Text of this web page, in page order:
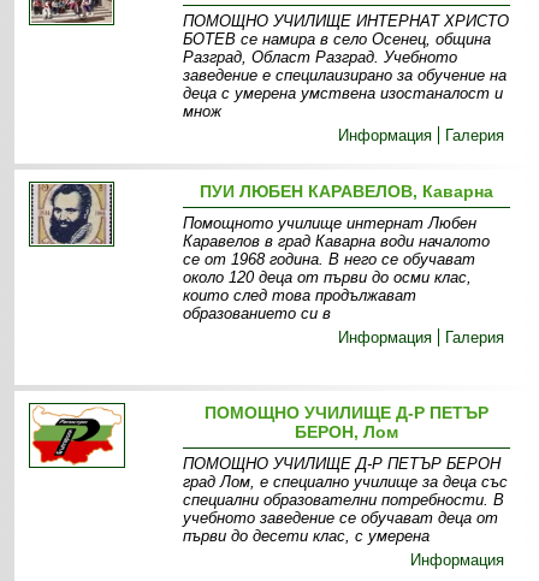
ПОМОЩНО УЧИЛИЩЕ ИНТЕРНАТ ХРИСТО
БОТЕВ се намира в село Осенец, община
Разград, Област Разград. Учебното
заведение е специлаизирано за обучение на
деца с умерена умствена изостаналост и
множ
Информация
Галерия
ПУИ ЛЮБЕН КАРАВЕЛОВ, Каварна
Помощното училище интернат Любен
Каравелов в град Каварна води началото
се от 1968 година. В него се обучават
около 120 деца от първи до осми клас,
които след това продължават
образованието си в
Информация
Галерия
ПОМОЩНО УЧИЛИЩЕ Д-Р ПЕТЪР
БЕРОН, Лом
ПОМОЩНО УЧИЛИЩЕ Д-Р ПЕТЪР БЕРОН
град Лом, е специално училище за деца със
специални образователни потребности. В
учебното заведение се обучават деца от
първи до десети клас, с умерена
Информация